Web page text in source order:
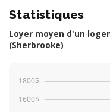
Statistiques
Loyer moyen d'un
(Sherbrooke)
1600$
1800$